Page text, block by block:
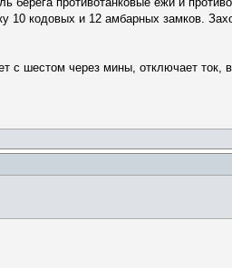
кодовых и 12 амбарных замков.
шестом через мины, отключает ток,